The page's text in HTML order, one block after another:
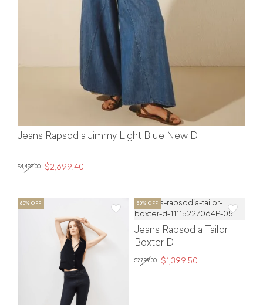
Jeans Rapsodia Jimmy Light Blue New D
$4,499.00 $2,699.40
Jeans Rapsodia Tailor
Boxter D
$2,799.00 $1,399.50